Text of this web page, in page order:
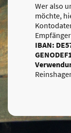
Wer also
möchte,
IBAN: